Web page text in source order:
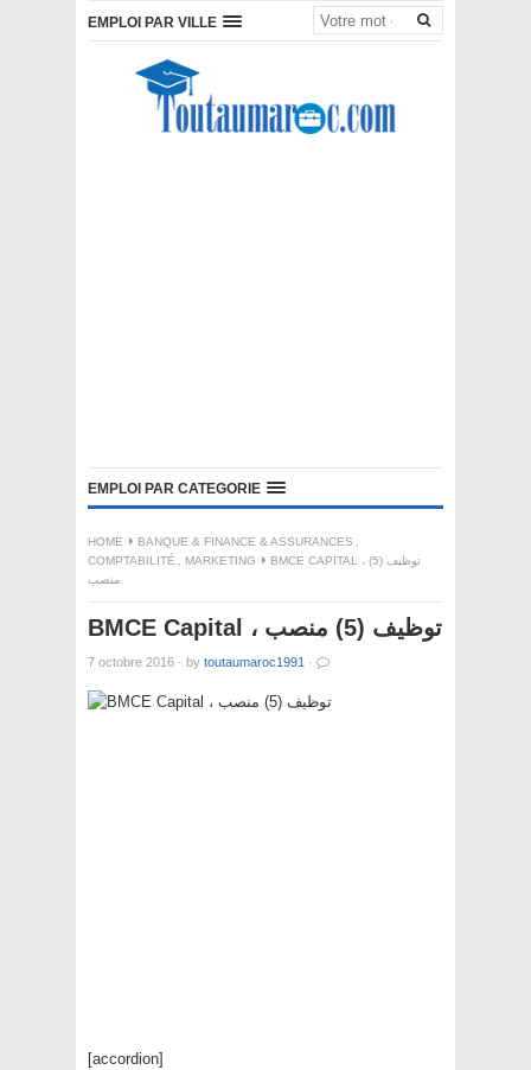
EMPLOI PAR VILLE
EMPLOI PAR CATEGORIE
HOME BANQUE & FINANCE & ASSURANCES ,
COMPTABILITÉ , MARKETING
BMCE CAPITAL ، توظيف (5)
منصب
BMCE Capital ، توظيف (5) منصب
7 octobre 2016 · by toutaumaroc1991 ·
[accordion]